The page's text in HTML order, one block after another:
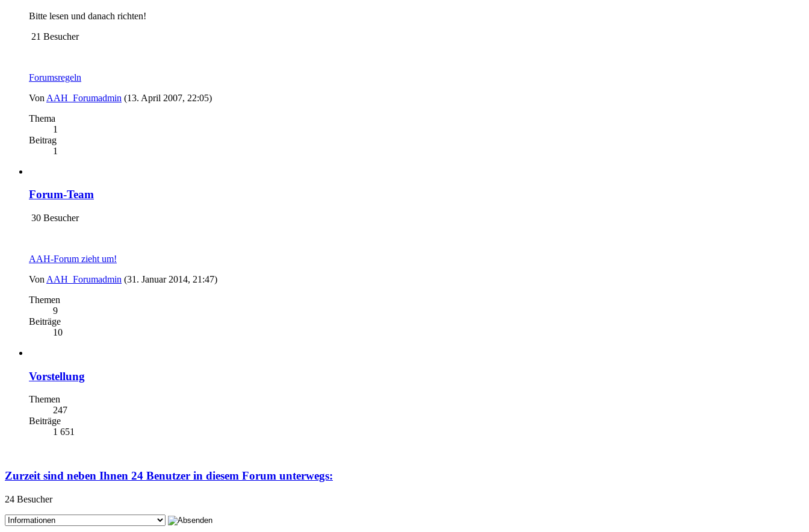
Bitte lesen und danach richten!
21 Besucher
Forumsregeln
Von AAH_Forumadmin (13. April 2007, 22:05)
Thema
1
Beitrag
1
Forum-Team
30 Besucher
AAH-Forum zieht um!
Von AAH_Forumadmin (31. Januar 2014, 21:47)
Themen
9
Beiträge
10
Vorstellung
Themen
247
Beiträge
1 651
Zurzeit sind neben Ihnen 24 Benutzer in diesem Forum unterwegs:
24 Besucher